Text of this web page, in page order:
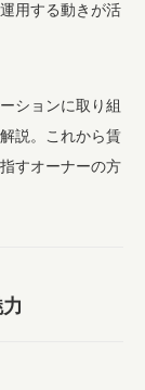
用する動きが活
ションに取り組
説。これから賃
すオーナーの方